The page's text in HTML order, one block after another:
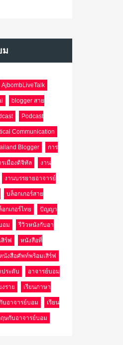
ม
AjbombLiveTalk
blogger สาย
Podcast
Communication
Blogger การ
รเมืองดิจิทัล งาน
งานบรรยายอาจารย์
บล็อกเกอร์สาย
อกเกอร์ไทย ปัญญา
อม รีวิวหนังกับอา
ร์ฟ หนังสือที่
นังสือศัพท์พร้อมเสิร์ฟ
ประดับ อาจารย์บอม
งราย เรียนภาษา
บอาจารย์บอม เรียน
ษกับอาจารย์บอม